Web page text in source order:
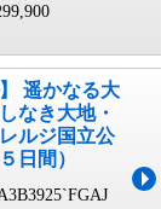
遥かなる大
なき大地・
ルジ国立公
日間）